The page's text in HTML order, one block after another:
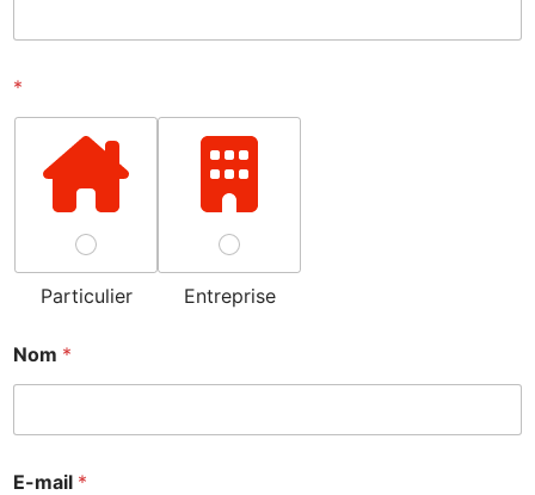
*
Particulier Entreprise
Nom *
E-mail *